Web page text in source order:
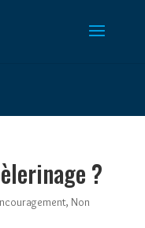
already defined in
?
, Non